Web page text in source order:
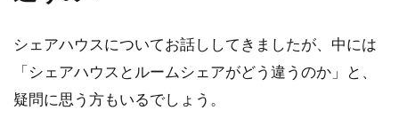
マンションやアパートあるいは事務所・店舗と
も解約する月...
シェアハウスについてお話ししてきましたが、中には
「シェアハウスとルームシェアがどう違うのか」と、
疑問に思う方もいるでしょう。